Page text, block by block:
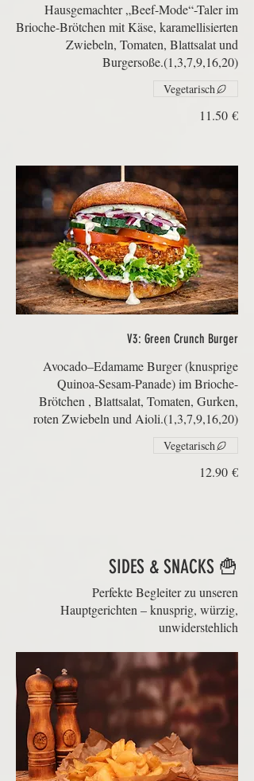
Hausgemachter „Beef-Mode“-Taler im
Brioche-Brötchen mit Käse, karamellisierten
Zwiebeln, Tomaten, Blattsalat und
Burgersoße.(1,3,7,9,16,20)
‏11.50 €
Vegetarisch
V3: Green Crunch Burger
Avocado–Edamame Burger (knusprige
Quinoa-Sesam-Panade) im Brioche-
Brötchen , Blattsalat, Tomaten, Gurken,
roten Zwiebeln und Aioli.(1,3,7,9,16,20)
‏12.90 €
Vegetarisch
🍟 SIDES & SNACKS
Perfekte Begleiter zu unseren
Hauptgerichten – knusprig, würzig,
unwiderstehlich